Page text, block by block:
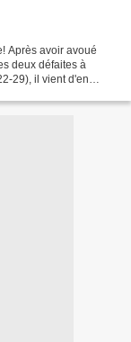
Après avoir avoué
deux défaites à
29), il vient d'en